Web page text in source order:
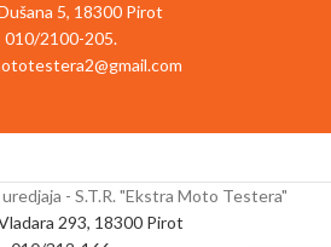
5, 18300 Pirot
010/2100-205.
- S.T.R. "Ekstra Moto Testera"
293, 18300 Pirot